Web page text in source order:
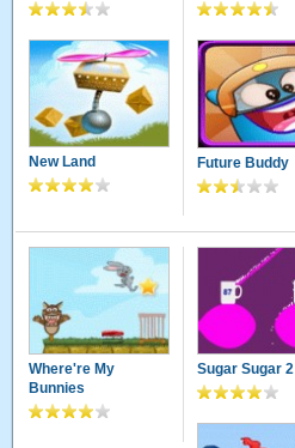
New Land Future Buddy
Where're My
Bunnies
Sugar Sugar 2